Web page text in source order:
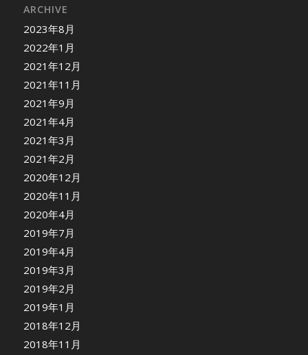
ARCHIVE
2023年8月
2022年1月
2021年12月
2021年11月
2021年9月
2021年4月
2021年3月
2021年2月
2020年12月
2020年11月
2020年4月
2019年7月
2019年4月
2019年3月
2019年2月
2019年1月
2018年12月
2018年11月